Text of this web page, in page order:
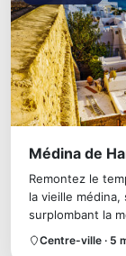
Médina de
Remontez le
la vieille
surplombant la
Centre-ville · 5